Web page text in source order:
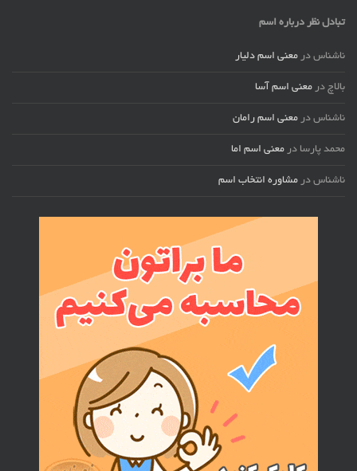
تبادل نظر درباره اسم
ناشناس در معنی اسم دلیار
بالاچ در معنی اسم آسا
ناشناس در معنی اسم رامان
محمد پارسا در معنی اسم اما
ناشناس در مشاوره انتخاب اسم